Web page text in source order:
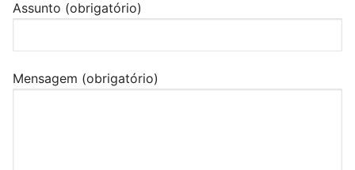
Assunto (obrigatório)
Mensagem (obrigatório)